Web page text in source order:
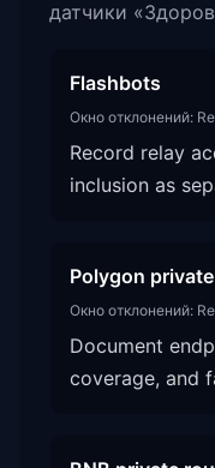
датчики
Flashbots
Окно отклонений:
Record relay
inclusion as
Polygon
Окно отклонений:
Document
coverage, and